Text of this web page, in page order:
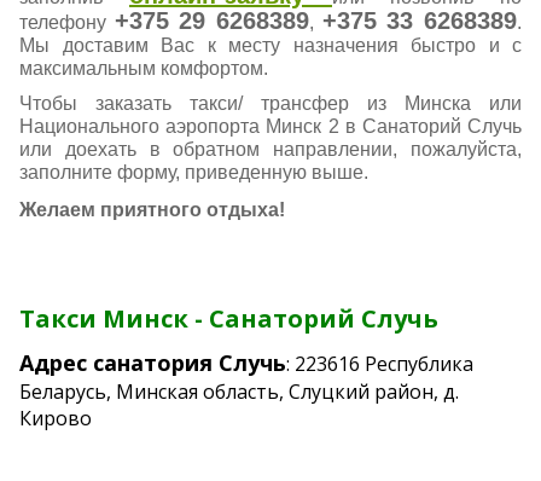
телефону +375 29 6268389, +375 33 6268389.
Мы доставим Вас к месту назначения быстро и с
максимальным комфортом.
Чтобы заказать такси/ трансфер из Минска или
Национального аэропорта Минск 2 в Санаторий Случь
или доехать в обратном направлении, пожалуйста,
заполните форму, приведенную выше.
Желаем приятного отдыха!
Такси Минск - Санаторий Случь
Адрес санатория Случь: 223616 Республика
Беларусь, Минская область, Слуцкий район, д.
Кирово